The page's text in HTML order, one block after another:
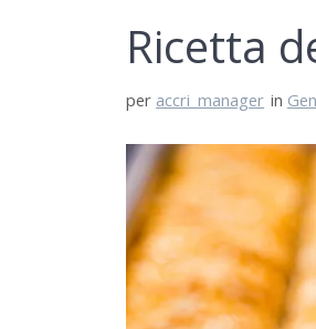
Ricetta
per accri_manager in